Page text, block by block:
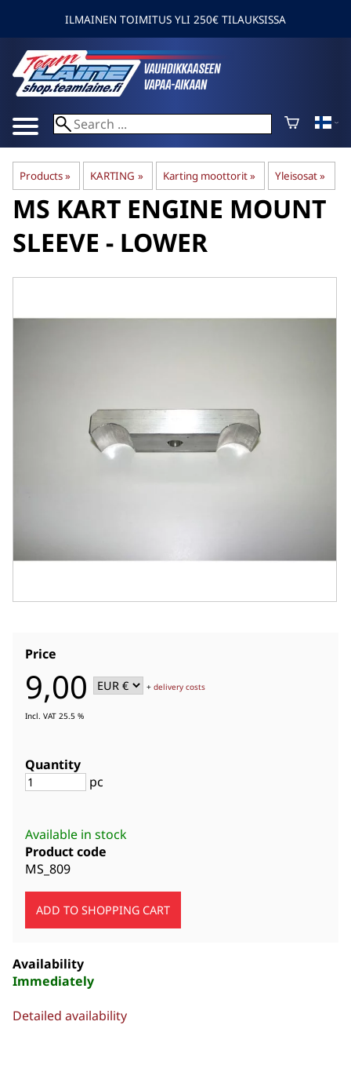
ILMAINEN TOIMITUS YLI 250€ TILAUKSISSA
Products‪» KARTING ‪» Karting moottorit‪» Yleisosat‪»
MS KART ENGINE MOUNT
SLEEVE - LOWER
Price
9,00 +delivery costs
Incl. VAT 25.5 %
Quantity
pc
Available in stock
Product code
MS_809
Availability
Immediately
Detailed availability